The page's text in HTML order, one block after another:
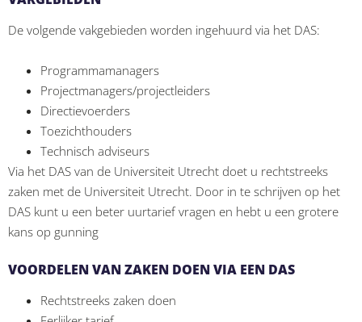
De volgende vakgebieden worden ingehuurd via het DAS:
Programmamanagers
Projectmanagers/projectleiders
Directievoerders
Toezichthouders
Technisch adviseurs
Via het DAS van de Universiteit Utrecht doet u rechtstreeks
zaken met de Universiteit Utrecht. Door in te schrijven op het
DAS kunt u een beter uurtarief vragen en hebt u een grotere
kans op gunning
VOORDELEN VAN ZAKEN DOEN VIA EEN DAS
Rechtstreeks zaken doen